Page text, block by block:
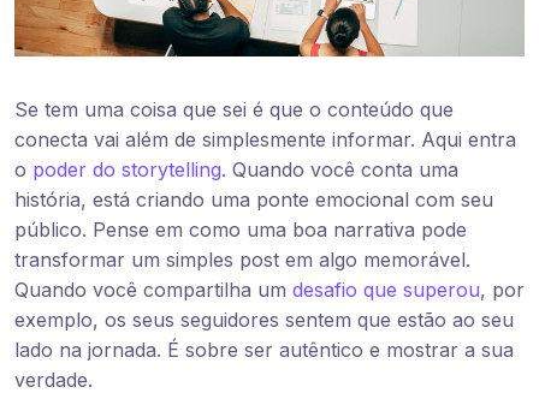
Se tem uma coisa que sei é que o conteúdo que
conecta vai além de simplesmente informar. Aqui entra
o poder do storytelling. Quando você conta uma
história, está criando uma ponte emocional com seu
público. Pense em como uma boa narrativa pode
transformar um simples post em algo memorável.
Quando você compartilha um desafio que superou, por
exemplo, os seus seguidores sentem que estão ao seu
lado na jornada. É sobre ser autêntico e mostrar a sua
verdade.